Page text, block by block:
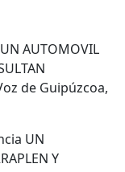
AUTOMOVIL
de Guipúzcoa,
UN
Y